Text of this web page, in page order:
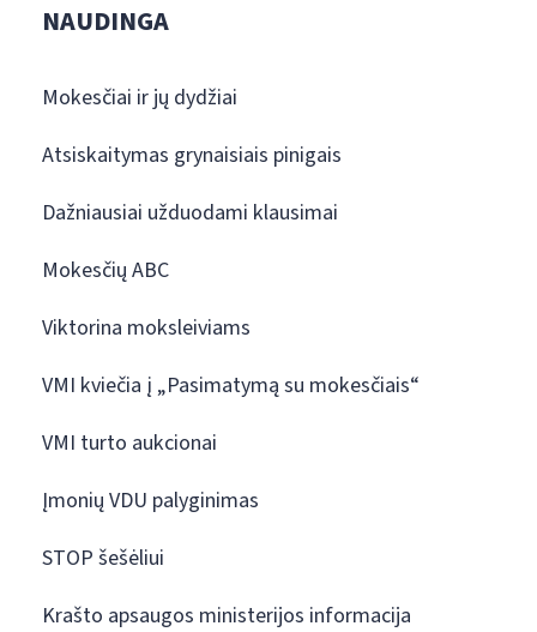
NAUDINGA
Mokesčiai ir jų dydžiai
Atsiskaitymas grynaisiais pinigais
Dažniausiai užduodami klausimai
Mokesčių ABC
Viktorina moksleiviams
VMI kviečia į „Pasimatymą su mokesčiais“
VMI turto aukcionai
Įmonių VDU palyginimas
STOP šešėliui
Krašto apsaugos ministerijos informacija